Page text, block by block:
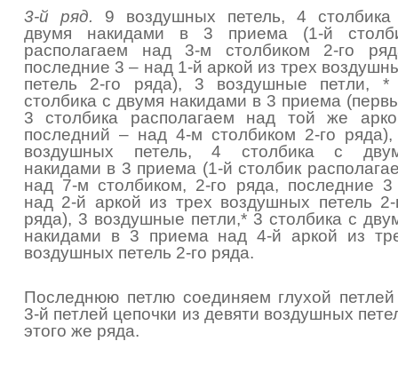
3-й ряд. 9 воздушных петель, 4
двумя накидами в 3 приема (1-й
располагаем над 3-м столбиком 2-го
последние 3 – над 1-й аркой из трех
петель 2-го ряда), 3 воздушные петли,
столбика с двумя накидами в 3 приема
3 столбика располагаем над той же
последний – над 4-м столбиком 2-го
воздушных петель, 4 столбика с
накидами в 3 приема (1-й столбик
над 7-м столбиком, 2-го ряда, последние
над 2-й аркой из трех воздушных петель 2-
ряда), 3 воздушные петли,* 3 столбика с
накидами в 3 приема над 4-й аркой из
воздушных петель 2-го ряда.
Последнюю петлю соединяем глухой
3-й петлей цепочки из девяти воздушных
этого же ряда.